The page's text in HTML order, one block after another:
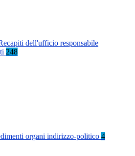
dell'ufficio responsabile
248
organi indirizzo-politico 4